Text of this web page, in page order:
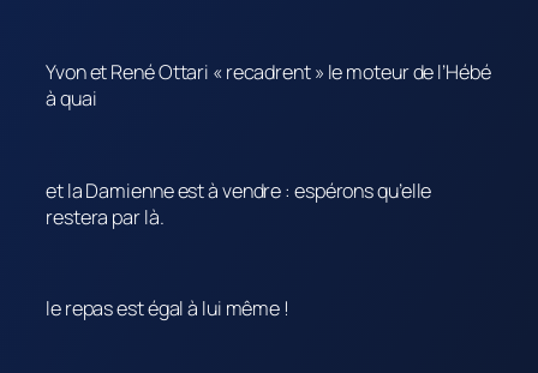
Yvon et René Ottari « recadrent » le moteur de l’Hébé
à quai
et la Damienne est à vendre : espérons qu’elle
restera par là.
le repas est égal à lui même !